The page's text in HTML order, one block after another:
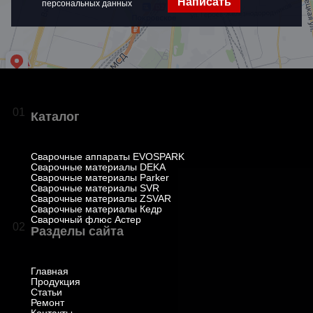
персональных данных
01 Каталог
Сварочные аппараты EVOSPARK
Сварочные материалы DEKA
Сварочные материалы Parker
Сварочные материалы SVR
Сварочные материалы ZSVAR
Сварочные материалы Кедр
Сварочный флюс Астер
02 Разделы сайта
Главная
Продукция
Статьи
Ремонт